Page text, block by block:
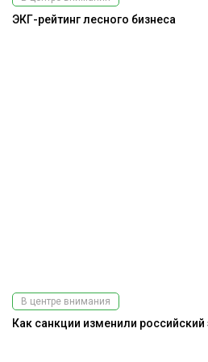
ЭКГ-рейтинг лесного бизнеса
В центре внимания
Как санкции изменили